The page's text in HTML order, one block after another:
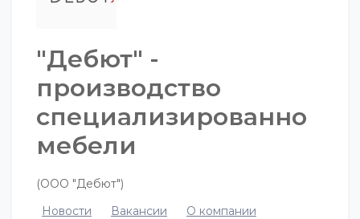
"Дебют" -
производство
специализированной
мебели
(ООО "Дебют")
Новости
Вакансии
О компании